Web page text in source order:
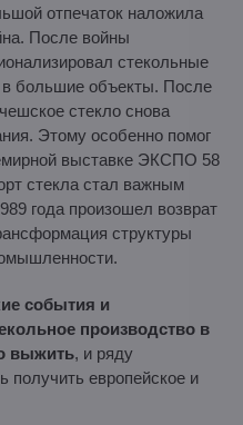
отпечаток наложила
После войны
стекольные
в большие объекты. После
стекло снова
Этому особенно помог
выставке ЭКСПО 58
стекла стал важным
года произошел возврат
структуры
события и
производство в
выжить, и ряду
получить европейское и